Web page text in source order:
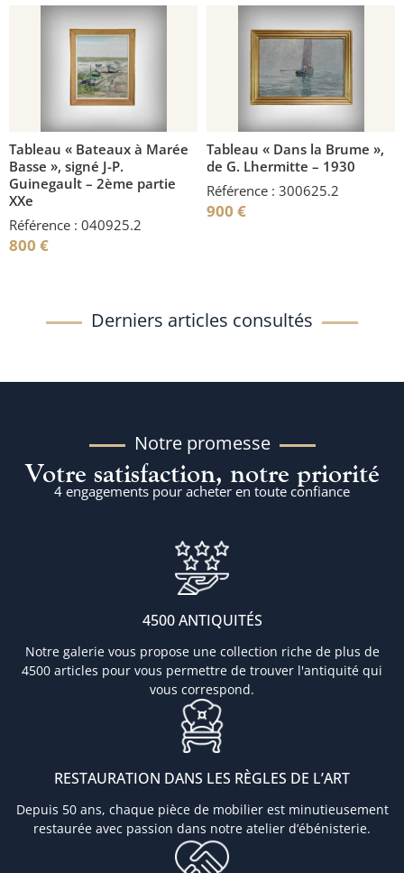
Tableau « Bateaux à Marée
Basse », signé J-P.
Guinegault – 2ème partie
XXe
Référence : 040925.2
800 €
Tableau « Dans la Brume »,
de G. Lhermitte – 1930
Référence : 300625.2
900 €
Derniers articles consultés
Notre promesse
Votre satisfaction, notre priorité
4 engagements pour acheter en toute confiance
4500 ANTIQUITÉS
Notre galerie vous propose une collection riche de plus de
4500 articles pour vous permettre de trouver l'antiquité qui
vous correspond.
RESTAURATION DANS LES RÈGLES DE L’ART
Depuis 50 ans, chaque pièce de mobilier est minutieusement
restaurée avec passion dans notre atelier d’ébénisterie.